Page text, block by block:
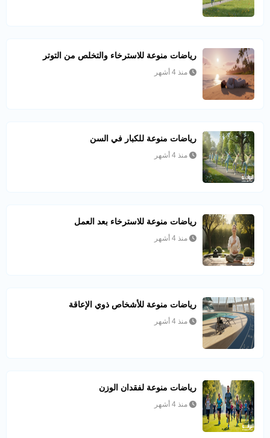
رياضات منوعة للاسترخاء والتخلص من التوتر
منذ 4 أشهر
رياضات منوعة للكبار في السن
منذ 4 أشهر
رياضات منوعة للاسترخاء بعد العمل
منذ 4 أشهر
رياضات منوعة للأشخاص ذوي الإعاقة
منذ 4 أشهر
رياضات منوعة لفقدان الوزن
منذ 4 أشهر